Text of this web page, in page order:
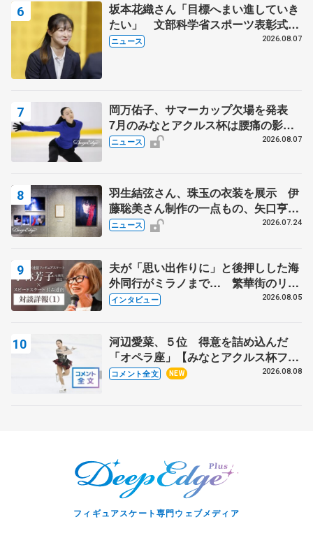
坂本花織さん「目標へまい進していき
たい」 文部科学省スポーツ表彰式で
代表謝辞
ニュース 2026.08.07
岡万佑子、サマーカップ欠場を発表
7月のみなとアクルス杯は腰痛の影響
で
ニュース 2026.08.07
羽生結弦さん、珠玉の衣装を展示 伊
藤聡美さん制作の一点もの、矢口亨さ
んが撮影
ニュース 2026.07.24
夫が「思い出作りに」と後押しした海
外同行がミラノまで… 繁華街のリン
クでは不良のお兄さんも味方に 小林
インタビュー 2026.08.05
河辺愛菜、５位 得意を詰め込んだ
「オペラ座」【みなとアクルス杯フリ
ー】
コメント全文 NEW 2026.08.08
フィギュアスケート専門ウェブメディア